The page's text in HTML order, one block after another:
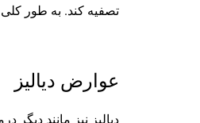
تصفیه کند. به طور
عوارض دیالیز
دیالیز نیز مانند